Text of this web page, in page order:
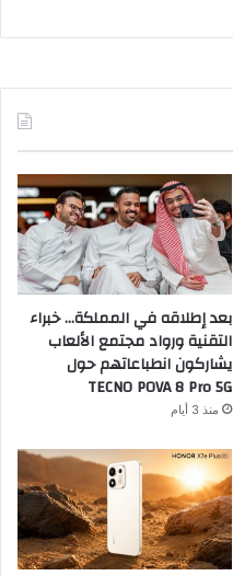
بعد إطلاقه في المملكة… خبراء
التقنية ورواد مجتمع الألعاب
يشاركون انطباعاتهم حول
TECNO POVA 8 Pro 5G
منذ 3 أيام